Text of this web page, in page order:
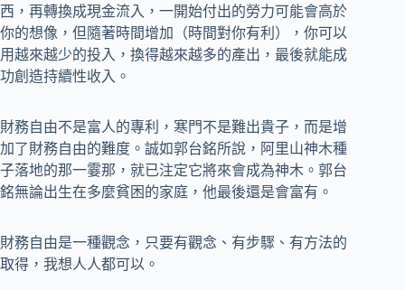
西，再轉換成現金流入，一開始付出的勞力可能會高於
你的想像，但隨著時間增加（時間對你有利），你可以
用越來越少的投入，換得越來越多的產出，最後就能成
功創造持續性收入。
財務自由不是富人的專利，寒門不是難出貴子，而是增
加了財務自由的難度。誠如郭台銘所說，阿里山神木種
子落地的那一霎那，就已注定它將來會成為神木。郭台
銘無論出生在多麼貧困的家庭，他最後還是會富有。
財務自由是一種觀念，只要有觀念、有步驟、有方法的
取得，我想人人都可以。